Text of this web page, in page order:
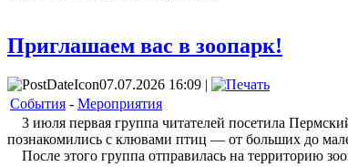
Приглашаем вас в зоопарк!
07.07.2026 16:09 |
События - Мероприятия
3 июля первая группа читателей посетила
познакомились с клювами птиц — от больших до
После этого группа отправилась на территорию